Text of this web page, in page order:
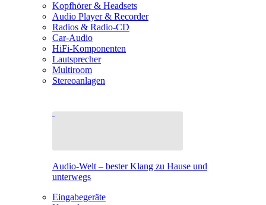
Kopfhörer & Headsets
Audio Player & Recorder
Radios & Radio-CD
Car-Audio
HiFi-Komponenten
Lautsprecher
Multiroom
Stereoanlagen
Audio-Welt – bester Klang zu Hause und
unterwegs
Eingabegeräte